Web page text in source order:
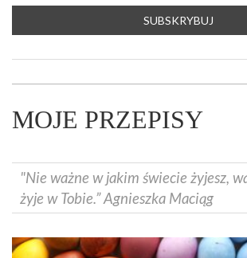
MOJE PRZEPISY
"Nie ważne w jakim świecie żyjesz,
żyje w Tobie.” Agnieszka Maciąg